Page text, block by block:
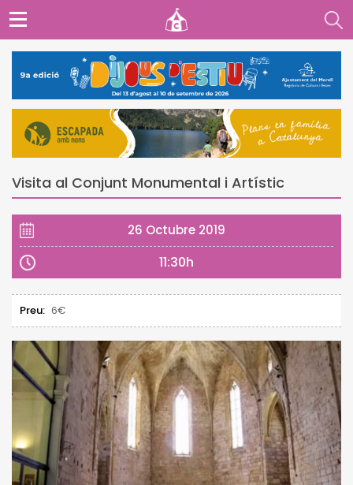
Visita al Conjunt Monumental i Artístic
26 Octubre 2019
11:30h
Preu: 6€